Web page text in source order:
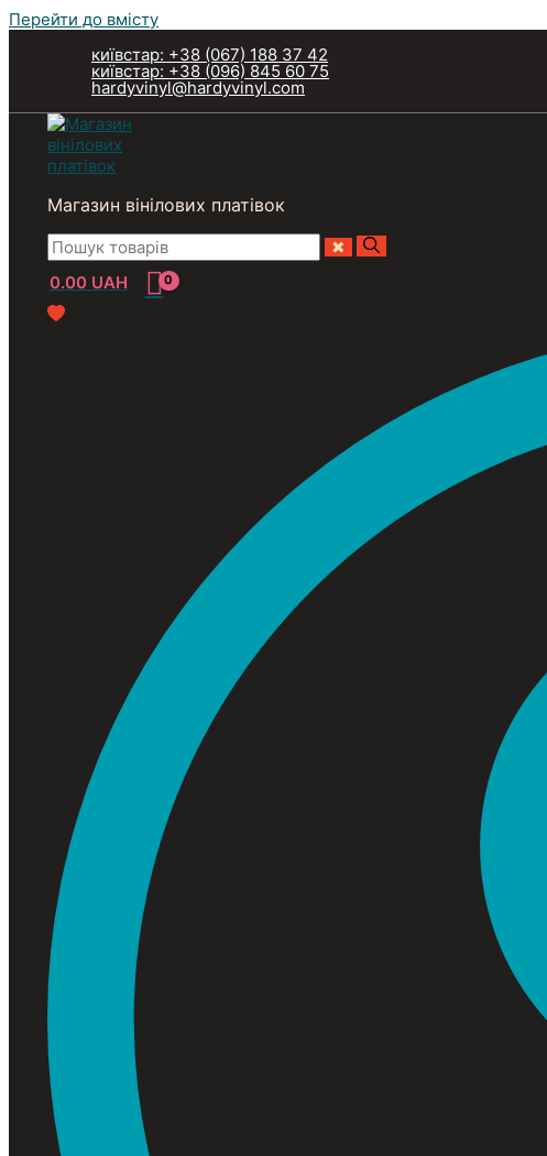
Перейти до вмісту
київстар: +38 (067) 188 37 42
київстар: +38 (096) 845 60 75
hardyvinyl@hardyvinyl.com
Магазин вінілових платівок
0.00 UAH